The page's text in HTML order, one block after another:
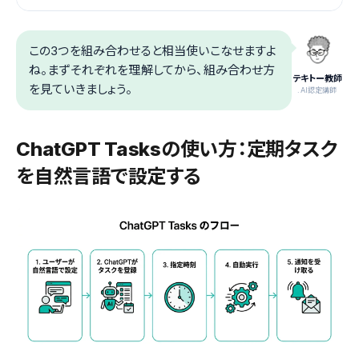
テキトー教師
.AI認定講師
この3つを組み合わせると相当使いこなせますよ
ね。まずそれぞれを理解してから、組み合わせ方
を見ていきましょう。
ChatGPT Tasksの使い方：定期タスク
を自然言語で設定する